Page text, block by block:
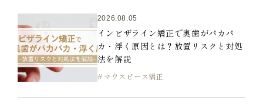
2026.08.05
インビザライン矯正で奥歯がパカパ
カ・浮く原因とは？放置リスクと対処
法を解説
マウスピース矯正